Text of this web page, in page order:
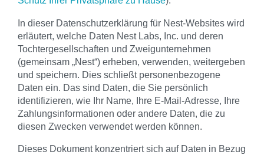
In dieser Datenschutzerklärung für Nest-Websites wird
erläutert, welche Daten Nest Labs, Inc. und deren
Tochtergesellschaften und Zweigunternehmen
(gemeinsam „Nest“) erheben, verwenden, weitergeben
und speichern. Dies schließt personenbezogene
Daten ein. Das sind Daten, die Sie persönlich
identifizieren, wie Ihr Name, Ihre E-Mail-Adresse, Ihre
Zahlungsinformationen oder andere Daten, die zu
diesen Zwecken verwendet werden können.
Dieses Dokument konzentriert sich auf Daten in Bezug